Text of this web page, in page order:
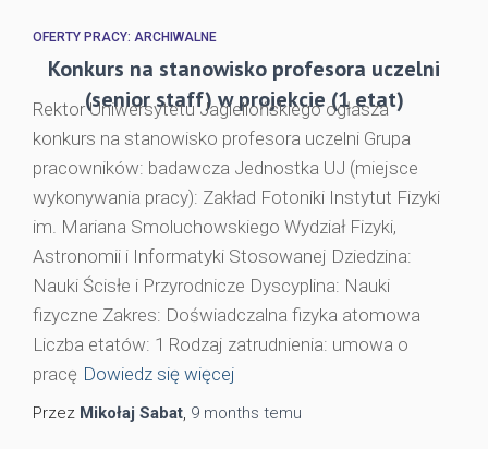
OFERTY PRACY: ARCHIWALNE
Konkurs na stanowisko profesora uczelni
(senior staff) w projekcie (1 etat)
Rektor Uniwersytetu Jagiellońskiego ogłasza
konkurs na stanowisko profesora uczelni Grupa
pracowników: badawcza Jednostka UJ (miejsce
wykonywania pracy): Zakład Fotoniki Instytut Fizyki
im. Mariana Smoluchowskiego Wydział Fizyki,
Astronomii i Informatyki Stosowanej Dziedzina:
Nauki Ścisłe i Przyrodnicze Dyscyplina: Nauki
fizyczne Zakres: Doświadczalna fizyka atomowa
Liczba etatów: 1 Rodzaj zatrudnienia: umowa o
pracę Dowiedz się więcej
Przez Mikołaj Sabat, 9 months temu